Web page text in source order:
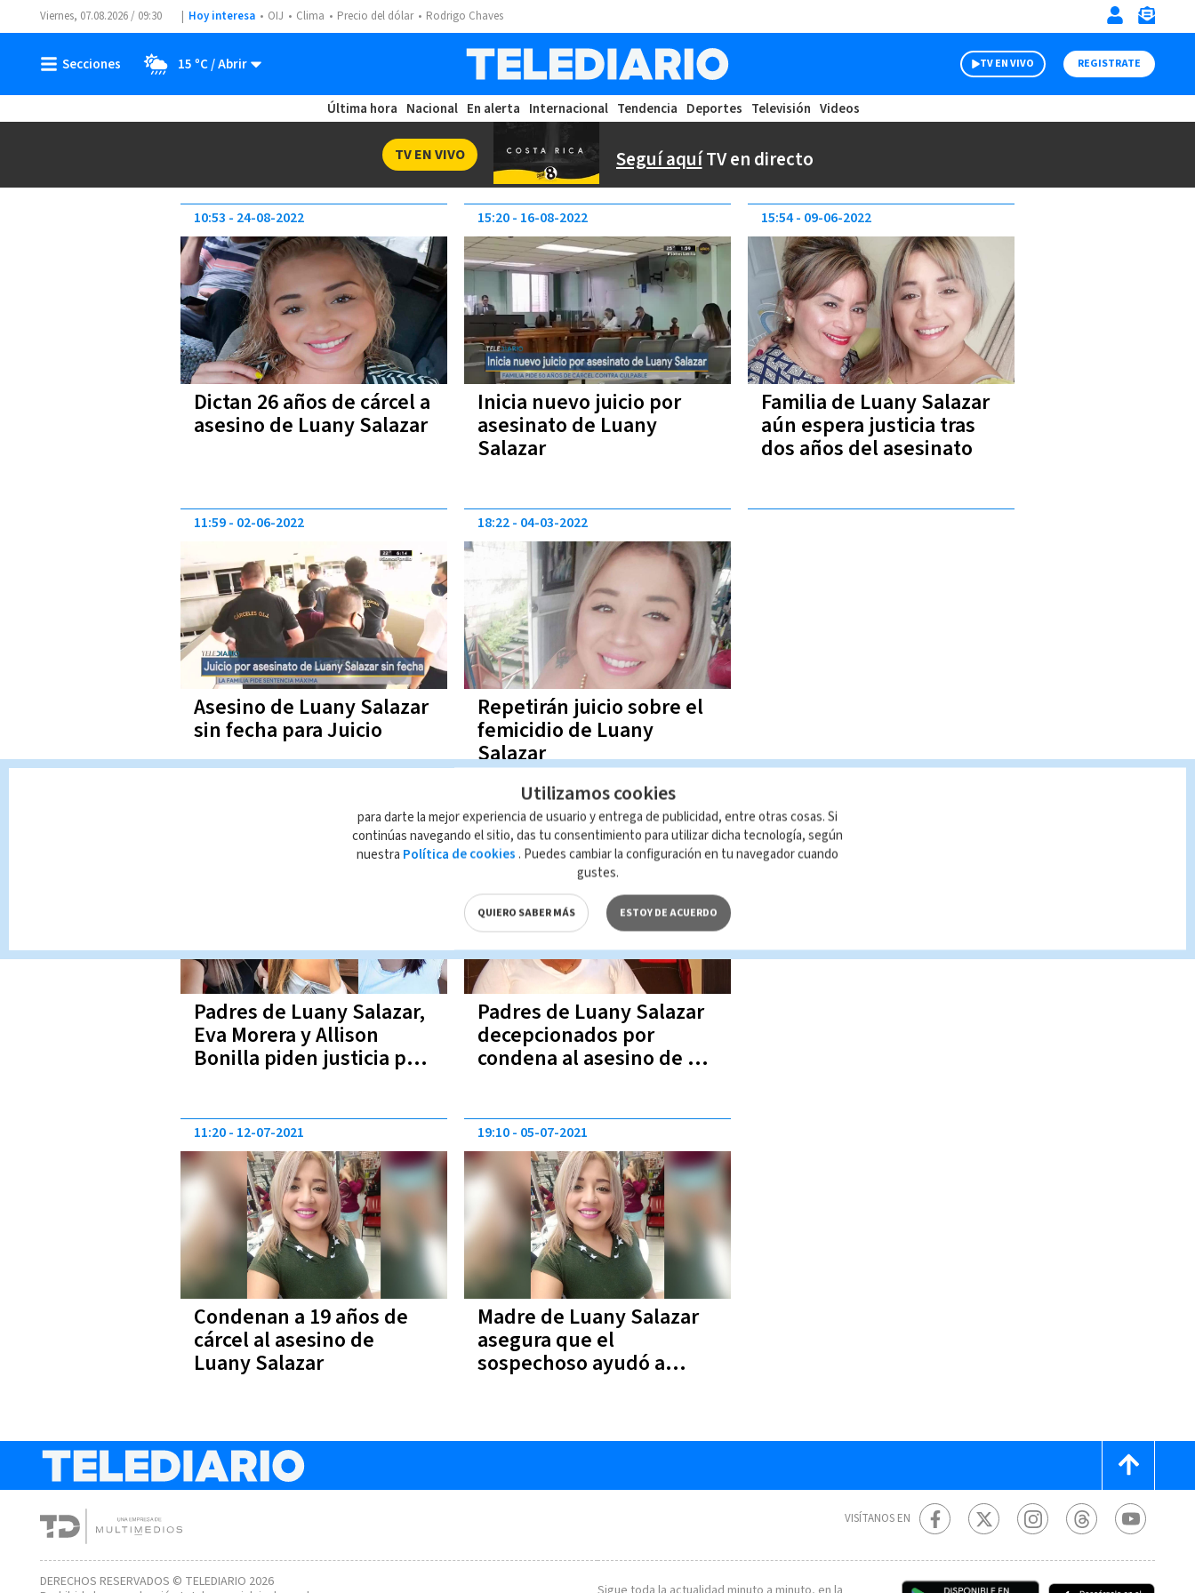
Viernes, 07.08.2026 / 09:30 Hoy interesa OIJ Clima Precio del dólar Rodrigo Chaves
15 ºC TV EN VIVO REGISTRATE
Última hora Nacional En alerta Internacional Tendencia Deportes Televisión Videos
Seguí aquíTV en directo
TV EN VIVO
Dictan 26 años de cárcel a
asesino de Luany Salazar
10:53 24-08-2022
Inicia nuevo juicio por
asesinato de Luany
Salazar
15:20 16-08-2022
Familia de Luany Salazar
aún espera justicia tras
dos años del asesinato
15:54 09-06-2022
Asesino de Luany Salazar
sin fecha para Juicio
11:59 02-06-2022
Repetirán juicio sobre el
femicidio de Luany
Salazar
18:22 04-03-2022
Padres de Luany Salazar,
Eva Morera y Allison
Bonilla piden justicia por
Padres de Luany Salazar
decepcionados por
condena al asesino de su
22:28 12-07-2021
Condenan a 19 años de
cárcel al asesino de
Luany Salazar
11:20 12-07-2021
Madre de Luany Salazar
asegura que el
sospechoso ayudó a
19:10 05-07-2021
DERECHOS RESERVADOS © TELEDIARIO 2026
VISÍTANOS EN
Utilizamos cookies
para darte la mejor experiencia de usuario y entrega de publicidad, entre otras cosas. Si
continúas navegando el sitio, das tu consentimiento para utilizar dicha tecnología, según
nuestra Política de cookies . Puedes cambiar la configuración en tu navegador cuando
gustes.
QUIERO SABER MÁS ESTOY DE ACUERDO